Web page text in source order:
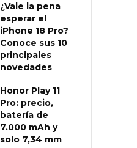
¿Vale la pena
esperar el
iPhone 18 Pro?
Conoce sus 10
principales
novedades
Honor Play 11
Pro: precio,
batería de
7.000 mAh y
solo 7,34 mm